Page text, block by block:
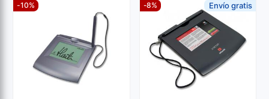
-10% -8% Envío gratis